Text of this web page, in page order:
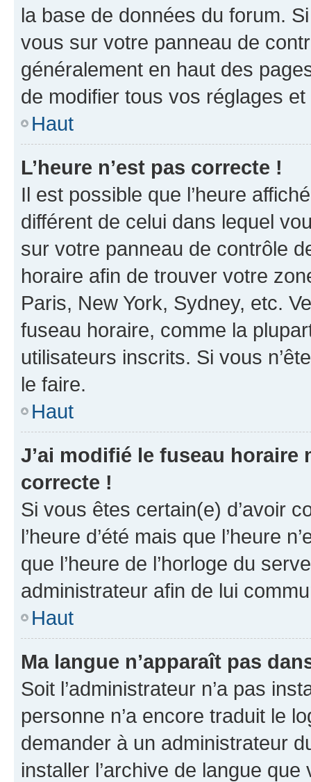
la base de données du forum.
vous sur votre panneau de
généralement en haut des
de modifier tous vos réglages
Haut
L’heure n’est pas correcte !
Il est possible que l’heure
différent de celui dans lequel
sur votre panneau de contrôle
horaire afin de trouver votre
Paris, New York, Sydney, etc.
fuseau horaire, comme la
utilisateurs inscrits. Si vous
le faire.
Haut
J’ai modifié le fuseau horaire
correcte !
Si vous êtes certain(e) d’avoir
l’heure d’été mais que l’heure
que l’heure de l’horloge du
administrateur afin de lui
Haut
Ma langue n’apparaît pas
Soit l’administrateur n’a pas
personne n’a encore traduit le
demander à un administrateur
installer l’archive de langue